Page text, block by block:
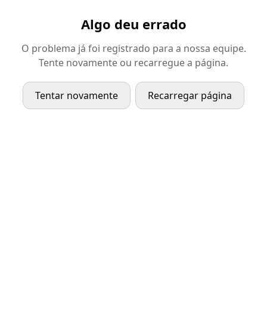
Algo deu errado
O problema já foi registrado para a nossa equipe.
Tente novamente ou recarregue a página.
Tentar novamente Recarregar página